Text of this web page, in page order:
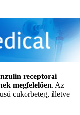
receptorai
megfelelően. Az
cukorbeteg, illetve